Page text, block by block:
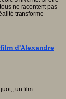
ne racontent pas
transforme
d'Alexandre